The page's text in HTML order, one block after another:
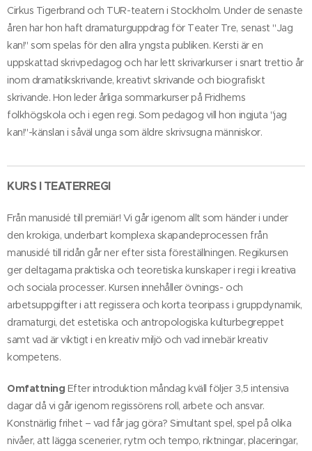
Cirkus Tigerbrand och TUR-teatern i Stockholm. Under de senaste
åren har hon haft dramaturguppdrag för Teater Tre, senast "Jag
kan!" som spelas för den allra yngsta publiken. Kersti är en
uppskattad skrivpedagog och har lett skrivarkurser i snart trettio år
inom dramatikskrivande, kreativt skrivande och biografiskt
skrivande. Hon leder årliga sommarkurser på Fridhems
folkhögskola och i egen regi. Som pedagog vill hon ingjuta "jag
kan!"-känslan i såväl unga som äldre skrivsugna människor.
KURS I TEATERREGI
Från manusidé till premiär! Vi går igenom allt som händer i under
den krokiga, underbart komplexa skapandeprocessen från
manusidé till ridån går ner efter sista föreställningen. Regikursen
ger deltagarna praktiska och teoretiska kunskaper i regi i kreativa
och sociala processer. Kursen innehåller övnings- och
arbetsuppgifter i att regissera och korta teoripass i gruppdynamik,
dramaturgi, det estetiska och antropologiska kulturbegreppet
samt vad är viktigt i en kreativ miljö och vad innebär kreativ
kompetens.
Omfattning Efter introduktion måndag kväll följer 3,5 intensiva
dagar då vi går igenom regissörens roll, arbete och ansvar.
Konstnärlig frihet – vad får jag göra? Simultant spel, spel på olika
nivåer, att lägga scenerier, rytm och tempo, riktningar, placeringar,